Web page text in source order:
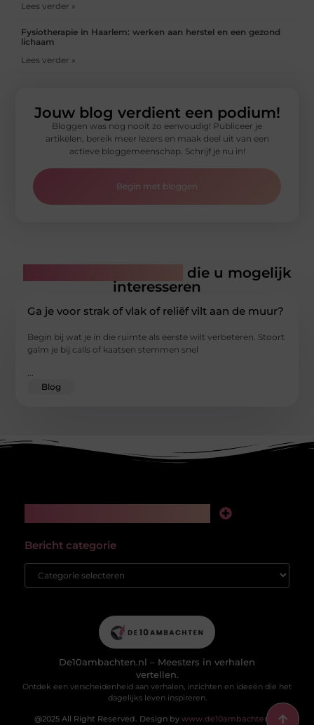
Lees verder »
Fysiotherapie in Haarlem: werken aan herstel en een gezond
lichaam
Lees verder »
Jouw blog verdient een podium!
Bloggen was nog nooit zo eenvoudig! Publiceer je
artikelen, bereik meer lezers en maak deel uit van een
actieve bloggemeenschap. Schrijf je nu in!
Begin met bloggen
die u mogelijk
interesseren
Ga je voor strak of vlak of reliëf vilt aan de muur?
Begin bij wat je in die ruimte als eerste wilt verbeteren. Stoort
galm je bij calls of kaatsen stemmen snel
Blog
Bericht categorie
De10ambachten.nl – Meesters in verhalen
vertellen.
Ontdek een verscheidenheid aan verhalen, inzichten en ideeën die het
dagelijks leven inspireren.
@2025 All Right Reserved. Design by www.de10ambachten.nl.